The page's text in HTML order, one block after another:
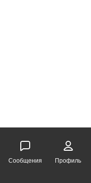
Сообщения Профиль